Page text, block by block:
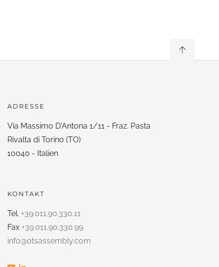
ADRESSE
Via Massimo D'Antona 1/11 - Fraz. Pasta
Rivalta di Torino (TO)
10040 - Italien
KONTAKT
Tel. +39.011.90.330.11
Fax +39.011.90.330.99
info@otsassembly.com